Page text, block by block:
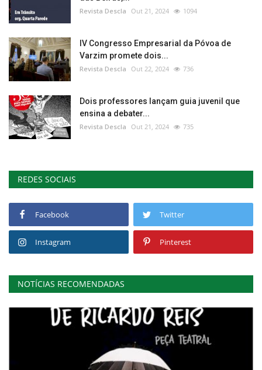
Revista Descla Out 21, 2024 1094
IV Congresso Empresarial da Póvoa de
Varzim promete dois...
Revista Descla Out 22, 2024 736
Dois professores lançam guia juvenil que
ensina a debater...
Revista Descla Out 21, 2024 735
REDES SOCIAIS
Facebook Twitter
Instagram Pinterest
NOTÍCIAS RECOMENDADAS